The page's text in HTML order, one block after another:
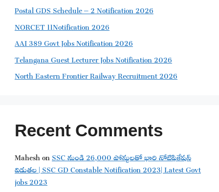
Postal GDS Schedule – 2 Notification 2026
NORCET 11Notification 2026
AAI 389 Govt Jobs Notification 2026
Telangana Guest Lecturer Jobs Notification 2026
North Eastern Frontier Railway Recruitment 2026
Recent Comments
MaheshonSSC నుండి 26,000 పోస్టులతో భారి నోటిఫికేషన్
విడుతల | SSC GD Constable Notification 2023| Latest Govt
jobs 2023